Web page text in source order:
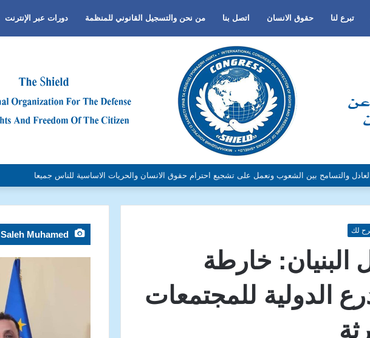
تبرع لنا حقوق الانسان اتصل بنا من نحن والتسجيل القانوني للمنظمة دورات عبر الإنترنت
أو اللغة أو الدين وتفعيل لغة الحوار والتعايش السلمي ونبذ العنف والتطرف والتمييز العنصري
لك
البنيان: خارطة
الدولية للمجتمعات
Muhamed